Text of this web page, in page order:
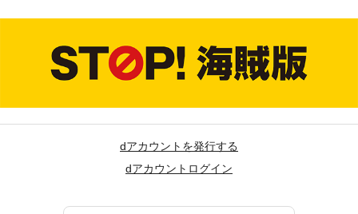
dアカウントを発行する
dアカウントログイン